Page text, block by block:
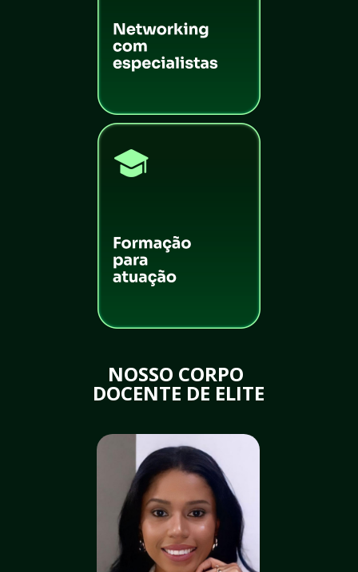
NOSSO CORPO
DOCENTE DE ELITE